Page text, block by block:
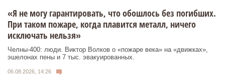
«Я не могу гарантировать, что обошлось без погибших.
При таком пожаре, когда плавится металл, ничего
исключать нельзя»
Челны-400: люди. Виктор Волков о «пожаре века» на «движках»,
эшелонах пены и 7 тыс. эвакуированных.
06.08.2026, 14:26